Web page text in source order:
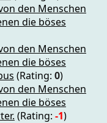
den Menschen
die böses
den Menschen
die böses
(Rating: 0)
den Menschen
die böses
(Rating: -1)